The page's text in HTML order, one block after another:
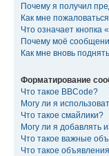
Почему я получил
Как мне
Что означает кнопка
Почему моё
Как мне вновь
Форматирование
Что такое BBCode?
Могу ли я
Что такое смайлики?
Могу ли я добавлять
Что такое важные
Что такое